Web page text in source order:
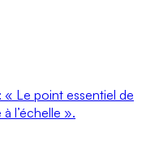
« Le point essentiel de
l’échelle ».